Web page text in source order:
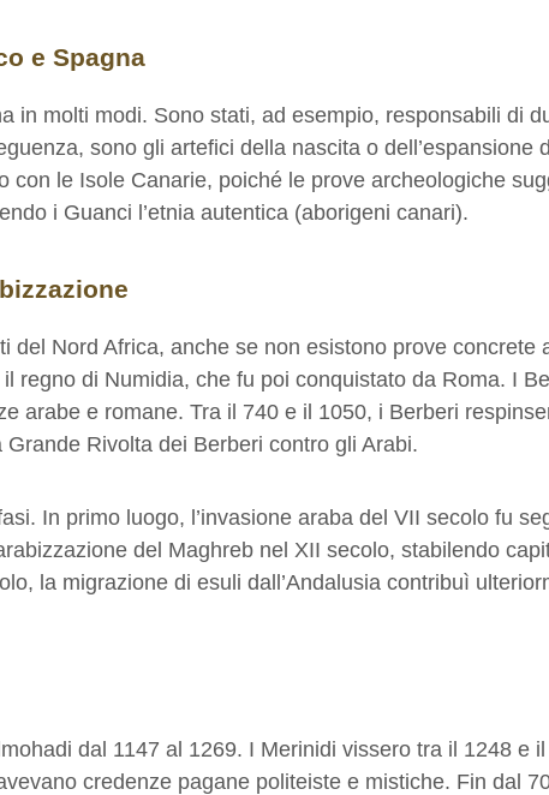
e Spagna
in molti modi. Sono stati, ad esempio, responsabili di
sono gli artefici della nascita o dell’espansione
le Isole Canarie, poiché le prove archeologiche
i Guanci l’etnia autentica (aborigeni canari).
Nord Africa, anche se non esistono prove concrete
regno di Numidia, che fu poi conquistato da Roma. I
arabe e romane. Tra il 740 e il 1050, i Berberi
Rivolta dei Berberi contro gli Arabi.
In primo luogo, l’invasione araba del VII secolo fu
del Maghreb nel XII secolo, stabilendo
la migrazione di esuli dall’Andalusia contribuì
dal 1147 al 1269. I Merinidi vissero tra il 1248 e
credenze pagane politeiste e mistiche. Fin dal